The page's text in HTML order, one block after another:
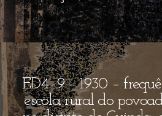
ED4–9 – 1930 –
escola rural do